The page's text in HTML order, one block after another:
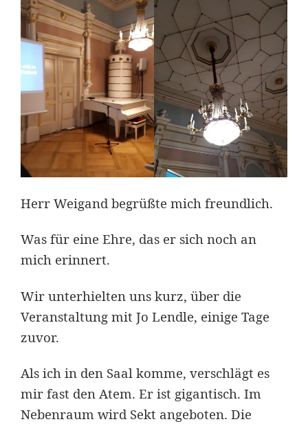
Herr Weigand begrüßte mich freundlich.
Was für eine Ehre, das er sich noch an
mich erinnert.
Wir unterhielten uns kurz, über die
Veranstaltung mit Jo Lendle, einige Tage
zuvor.
Als ich in den Saal komme, verschlägt es
mir fast den Atem. Er ist gigantisch. Im
Nebenraum wird Sekt angeboten. Die